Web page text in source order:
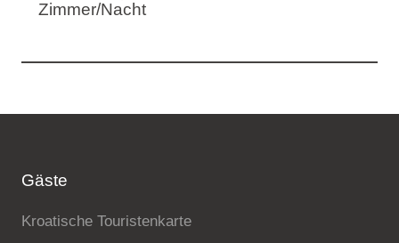
Zimmer/Nacht
Gäste
Kroatische Touristenkarte